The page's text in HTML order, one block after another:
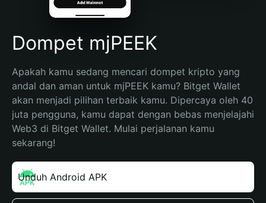
Español (Argentina)
Dompet mjPEEK
Apakah kamu sedang mencari dompet kripto yang
andal dan aman untuk mjPEEK kamu? Bitget Wallet
akan menjadi pilihan terbaik kamu. Dipercaya oleh 40
juta pengguna, kamu dapat dengan bebas menjelajahi
Web3 di Bitget Wallet. Mulai perjalanan kamu
sekarang!
Unduh Android APK